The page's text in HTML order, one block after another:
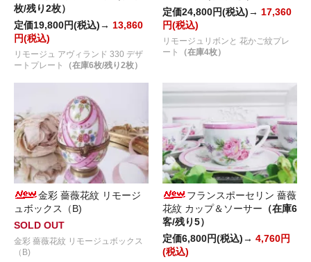
枚/残り2枚）
定価19,800円(税込)→ 13,860
円(税込)
リモージュ アヴィランド 330 デザ
ートプレート
（在庫6枚/残り2枚）
定価24,800円(税込)→ 17,360
円(税込)
リモージュリボンと 花かご紋プレ
ート
（在庫4枚）
金彩 薔薇花紋 リモージ
ュボックス（B)
SOLD OUT
金彩 薔薇花紋 リモージュボックス
（B)
フランスポーセリン 薔薇
花紋 カップ＆ソーサー （在庫6
客/残り5）
定価6,800円(税込)→ 4,760円
(税込)